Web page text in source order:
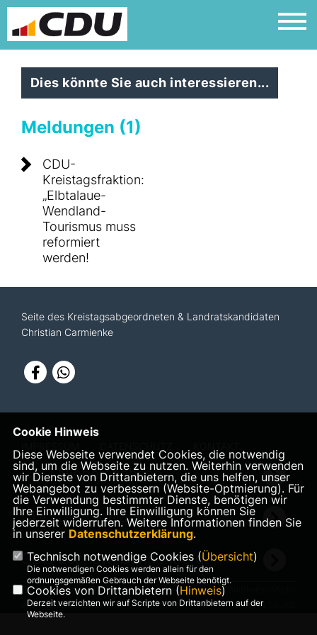
Dies könnte Sie auch interessieren...
Meldungen (1)
CDU-
Kreistagsfraktion:
Elbtalaue-
Wendland-
Tourismus muss
reformiert
werden!
Seite des Kreistagsabgeordneten & Landratskandidaten
Christian Carmienke
CDU Niedersachsen
CDU Deutschlands
CDU Lüchow-Dannenberg
©2026 Christian Carmienke
Alle Rechte vorbehalten.
Realisation: Sharkness Media
GmbH & Co. KG
Cookie Hinweis
Diese Webseite verwendet Cookies, die notwendig
sind, um die Webseite zu nutzen. Weiterhin verwenden
wir Dienste von Drittanbietern, die uns helfen, unser
Webangebot zu verbessern (Website-Optmierung). Für
die Verwendung bestimmter Dienste, benötigen wir
Ihre Einwilligung. Ihre Einwilligung können Sie
jederzeit widerrufen. Weitere Informationen finden Sie
in unserer Datenschutzerklärung.
Technisch notwendige Cookies (Übersicht)
Die notwendigen Cookies werden allein für den
ordnungsgemäßen Gebrauch der Webseite benötigt.
Cookies von Drittanbietern (Hinweis)
Derzeit verzichten wir auf Scripte von Drittanbietern auf der
Webseite.